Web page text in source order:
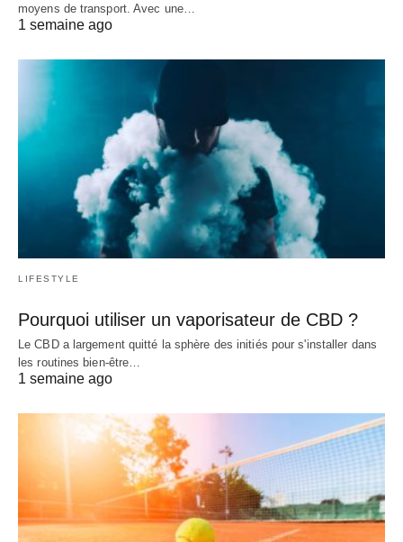
moyens de transport. Avec une…
1 semaine ago
LIFESTYLE
Pourquoi utiliser un vaporisateur de CBD ?
Le CBD a largement quitté la sphère des initiés pour s'installer dans
les routines bien-être…
1 semaine ago